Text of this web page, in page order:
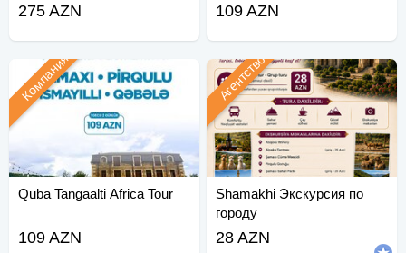
275 AZN 109 AZN
Quba Tangaalti Africa Tour
Компания
109 AZN
Shamakhi Экскурсия по
городу
Агентство
28 AZN